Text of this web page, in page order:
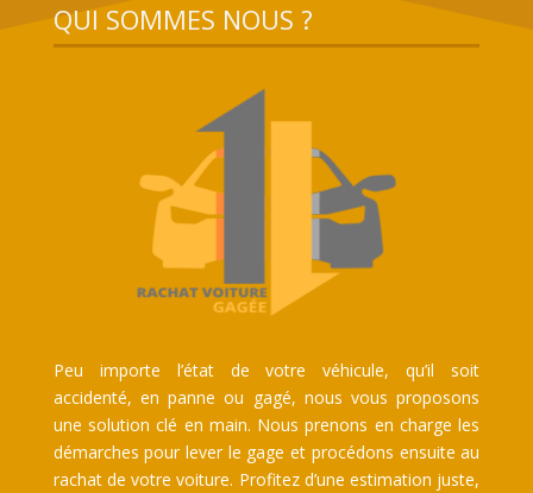
QUI SOMMES NOUS ?
Peu importe l’état de votre véhicule, qu’il soit
accidenté, en panne ou gagé, nous vous proposons
une solution clé en main. Nous prenons en charge les
démarches pour lever le gage et procédons ensuite au
rachat de votre voiture. Profitez d’une estimation juste,